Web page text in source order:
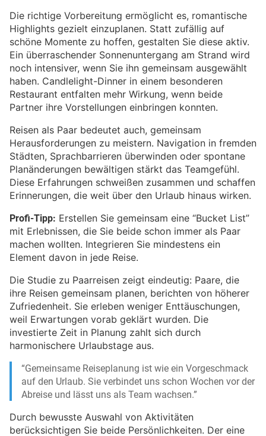
Die richtige Vorbereitung ermöglicht es, romantische
Highlights gezielt einzuplanen. Statt zufällig auf
schöne Momente zu hoffen, gestalten Sie diese aktiv.
Ein überraschender Sonnenuntergang am Strand wird
noch intensiver, wenn Sie ihn gemeinsam ausgewählt
haben. Candlelight-Dinner in einem besonderen
Restaurant entfalten mehr Wirkung, wenn beide
Partner ihre Vorstellungen einbringen konnten.
Reisen als Paar bedeutet auch, gemeinsam
Herausforderungen zu meistern. Navigation in fremden
Städten, Sprachbarrieren überwinden oder spontane
Planänderungen bewältigen stärkt das Teamgefühl.
Diese Erfahrungen schweißen zusammen und schaffen
Erinnerungen, die weit über den Urlaub hinaus wirken.
Profi-Tipp: Erstellen Sie gemeinsam eine “Bucket List”
mit Erlebnissen, die Sie beide schon immer als Paar
machen wollten. Integrieren Sie mindestens ein
Element davon in jede Reise.
Die Studie zu Paarreisen zeigt eindeutig: Paare, die
ihre Reisen gemeinsam planen, berichten von höherer
Zufriedenheit. Sie erleben weniger Enttäuschungen,
weil Erwartungen vorab geklärt wurden. Die
investierte Zeit in Planung zahlt sich durch
harmonischere Urlaubstage aus.
“Gemeinsame Reiseplanung ist wie ein Vorgeschmack
auf den Urlaub. Sie verbindet uns schon Wochen vor der
Abreise und lässt uns als Team wachsen.”
Durch bewusste Auswahl von Aktivitäten
berücksichtigen Sie beide Persönlichkeiten. Der eine